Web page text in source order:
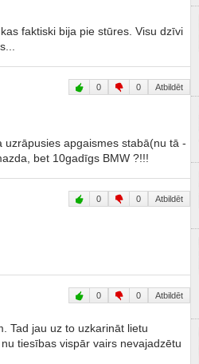
faktiski bija pie stūres. Visu dzīvi
0 0 Atbildēt
apgaismes stabā(nu tā -
bet 10gadīgs BMW ?!!!
0 0 Atbildēt
0 0 Atbildēt
Tad jau uz to uzkarināt lietu
tiesības vispār vairs nevajadzētu